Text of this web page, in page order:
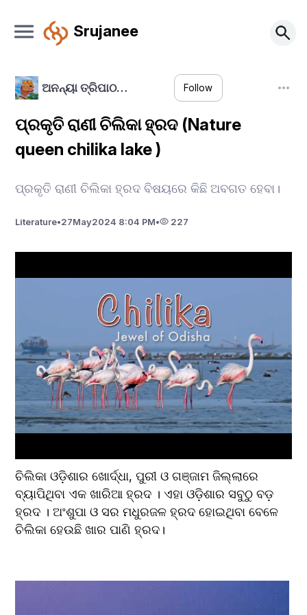
Srujanee
ଅନନ୍ୟା ତ୍ରିପାଠ… Follow
ପ୍ରକୃତି ରାଣୀ ଚିଲିକା ହ୍ରଦ (Nature
queen chilika lake )
ପ୍ରକୃତି ରାଣୀ ଚିଲିକା ହ୍ରଦ ବିଷୟରେ କିଛି ଅବଗତ ହେବା।
Literature•27May2024 8:04 PM• 227
ଚିଲିକା ଓଡ଼ିଶାର ଖୋର୍ଦ୍ଧା, ପୁରୀ ଓ ଗଞ୍ଜାମ ଜିଲ୍ଲାରେ
ବ୍ୟାପିଥିବା ଏକ ଖାରିଆ ହ୍ରଦ । ଏହା ଓଡ଼ିଶାର ସବୁଠୁ ବଡ଼
ହ୍ରଦ । ଅଂଶୁପା ଓ ସର ମଧୁରଜଳ ହ୍ରଦ ହୋଇଥିବା ବେଳେ
ଚିଲିକା ହେଉଛି ଖାର ପାଣି ହ୍ରଦ।